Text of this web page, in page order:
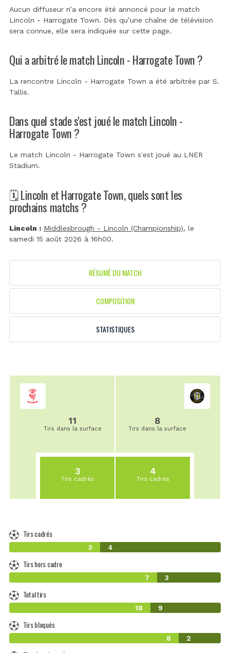
Aucun diffuseur n’a encore été annoncé pour le match
Lincoln - Harrogate Town. Dès qu’une chaîne de télévision
sera connue, elle sera indiquée sur cette page.
Qui a arbitré le match Lincoln - Harrogate Town ?
La rencontre Lincoln - Harrogate Town a été arbitrée par S.
Tallis.
Dans quel stade s'est joué le match Lincoln -
Harrogate Town ?
Le match Lincoln - Harrogate Town s'est joué au LNER
Stadium.
🗓️ Lincoln et Harrogate Town, quels sont les
prochains matchs ?
Lincoln : Middlesbrough - Lincoln (Championship), le
samedi 15 août 2026 à 16h00.
RÉSUMÉ DU MATCH
COMPOSITION
STATISTIQUES
11
Tirs dans la surface
3
Tirs cadrés
8
Tirs dans la surface
4
Tirs cadrés
Tirs cadrés
3 4
Tirs hors cadre
7 3
Total tirs
18 9
Tirs bloqués
8 2